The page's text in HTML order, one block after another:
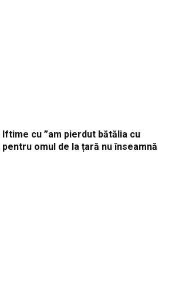
Iftime cu ”am pierdut bătălia cu
pentru omul de la țară nu înseamnă